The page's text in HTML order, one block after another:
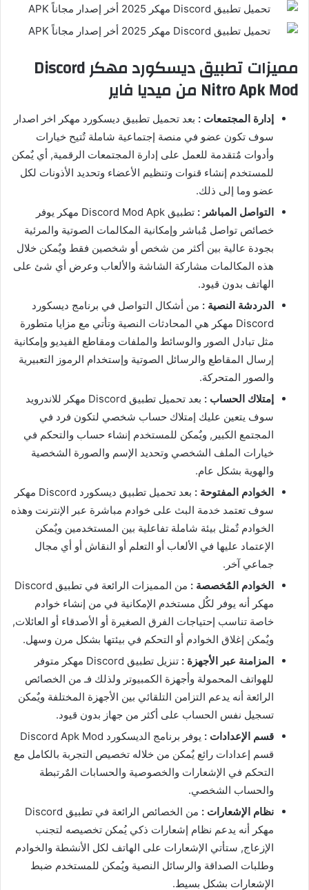
مميزات تطبيق ديسكورد مهكر Discord
Nitro Apk Mod من ميديا فاير
إدارة المجتمعات : بعد تحميل تطبيق ديسكورد مهكر اخر اصدار
سوف تكون عضو في منصة إجتماعية شاملة تٌتيح خيارات
وأدوات مٌتقدمة للعمل على إدارة المجتمعات الرقمية, أي يٌمكن
للمستخدم إنشاء قنوات وتنظيم الأعضاء وتحديد الأذونات لكل
عضو وما إلى ذلك.
التواصل المباشر :
تطبيق Discord Mod Apk مهكر يوفر
خصائص تواصل مٌباشر وإمكانية المكالمات الصوتية والمرئية
بجودة عالية بين أكثر من شخص أو شخصين فقط ويٌمكن خلال
هذه المكالمات مشاركة الشاشة والألعاب وعرض أي شئ على
الهاتف بدون قيود.
الدردشة النصية : من أشكال التواصل في برنامج ديسكورد
Discord مهكر هي المحادثات النصية وتأتي مع مزايا متطورة
مثل تبادل الصور والوسائط والملفات ومقاطع الفيديو وإمكانية
إرسال المقاطع والرسائل الصوتية وإستخدام الرموز التعبيرية
والصور المتحركة.
إمتلاك الحساب :
بعد تحميل تطبيق Discord مهكر للاندرويد
سوف يتعين عليك إمتلاك حساب شخصي لتكون فرد في
المجتمع الكبير, ويٌمكن للمستخدم إنشاء حساب والتحكم في
خيارات الملف الشخصي وتحديد الإسم والصورة الشخصية
والهوية بشكل عام.
الخوادم المفتوحة :
بعد تحميل تطبيق ديسكورد Discord مهكر
سوف تعتمد خدمة البث على خوادم مباشرة عبر الإنترنت وهذه
الخوادم تٌمثل بيئة شاملة تفاعلية بين المستخدمين ويٌمكن
الإعتماد عليها في الألعاب أو التعلم أو النقاش أو أي مجال
جماعي آخر.
الخوادم المٌخصصة :
من المميزات الرائعة في تطبيق Discord
مهكر أنه يوفر لكٌل مستخدم الإمكانية في من إنشاء خوادم
خاصة تناسب إحتياجات الفرق الصغيرة أو الأصدقاء أو العائلات,
ويٌمكن إغلاق الخوادم أو التحكم في بيئتها بشكل مرن وسهل.
المزامنة عبر الأجهزة :
تنزيل تطبيق Discord مهكر متوفر
للهواتف المحمولة وأجهزة الكمبيوتر ولذلك فـ من الخصائص
الرائعة أنه يدعم التزامن التلقائي بين الأجهزة المختلفة ويٌمكن
تسجيل نفس الحساب على أكثر من جهاز بدون قيود.
قسم الإعدادات :
يوفر برنامج الديسكورد Discord Apk Mod
قسم إعدادات رائع يٌمكن من خلاله تخصيص التجربة بالكامل مع
التحكم في الإشعارات والخصوصية والحسابات المٌرتبطة
والحساب الشخصي.
نظام الإشعارات :
من الخصائص الرائعة في تطبيق Discord
مهكر أنه يدعم نظام إشعارات ذكي يُمكن تخصيصه لتجنب
الإزعاج, ستأتي الإشعارات على الهاتف لكل الأنشطة والخوادم
وطلبات الصداقة والرسائل النصية ويُمكن للمستخدم ضبط
الإشعارات بشكل بسيط.